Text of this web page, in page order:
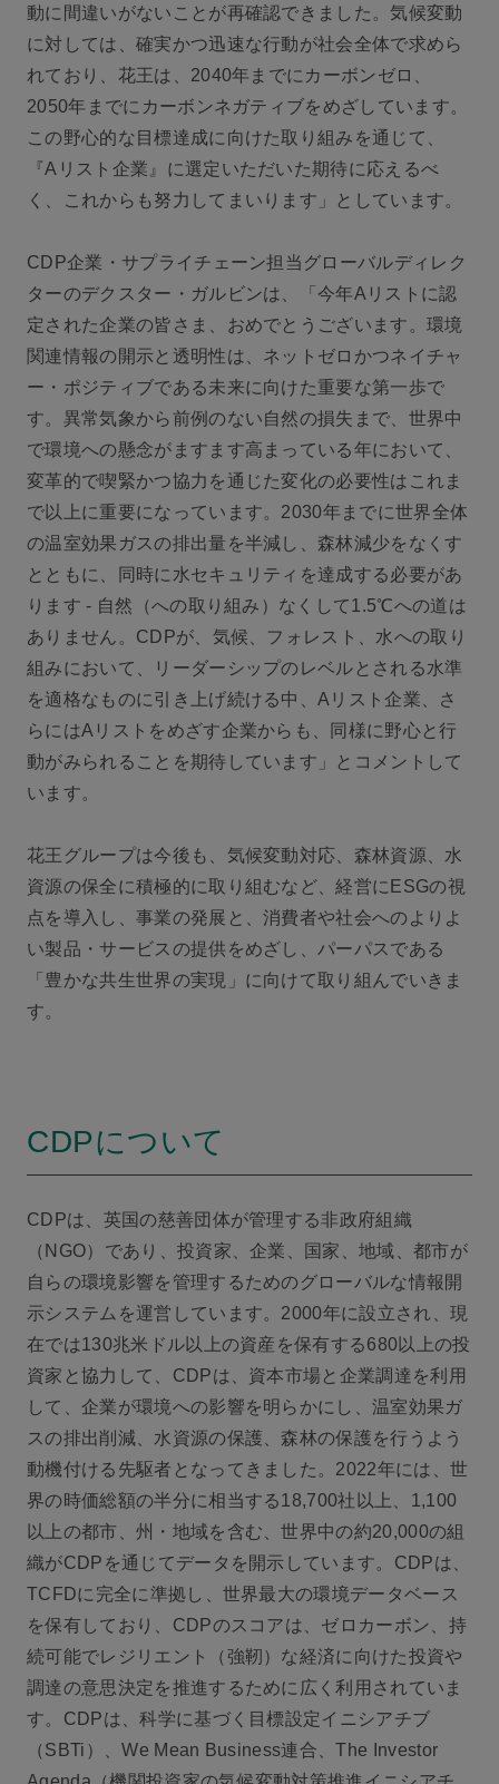
動に間違いがないことが再確認できました。気候変動
に対しては、確実かつ迅速な行動が社会全体で求めら
れており、花王は、2040年までにカーボンゼロ、
2050年までにカーボンネガティブをめざしています。
この野心的な目標達成に向けた取り組みを通じて、
『Aリスト企業』に選定いただいた期待に応えるべ
く、これからも努力してまいります」としています。
CDP企業・サプライチェーン担当グローバルディレク
ターのデクスター・ガルビンは、「今年Aリストに認
定された企業の皆さま、おめでとうございます。環境
関連情報の開示と透明性は、ネットゼロかつネイチャ
ー・ポジティブである未来に向けた重要な第一歩で
す。異常気象から前例のない自然の損失まで、世界中
で環境への懸念がますます高まっている年において、
変革的で喫緊かつ協力を通じた変化の必要性はこれま
で以上に重要になっています。2030年までに世界全体
の温室効果ガスの排出量を半減し、森林減少をなくす
とともに、同時に水セキュリティを達成する必要があ
ります - 自然（への取り組み）なくして1.5℃への道は
ありません。CDPが、気候、フォレスト、水への取り
組みにおいて、リーダーシップのレベルとされる水準
を適格なものに引き上げ続ける中、Aリスト企業、さ
らにはAリストをめざす企業からも、同様に野心と行
動がみられることを期待しています」とコメントして
います。
花王グループは今後も、気候変動対応、森林資源、水
資源の保全に積極的に取り組むなど、経営にESGの視
点を導入し、事業の発展と、消費者や社会へのよりよ
い製品・サービスの提供をめざし、パーパスである
「豊かな共生世界の実現」に向けて取り組んでいきま
す。
CDPについて
CDPは、英国の慈善団体が管理する非政府組織
（NGO）であり、投資家、企業、国家、地域、都市が
自らの環境影響を管理するためのグローバルな情報開
示システムを運営しています。2000年に設立され、現
在では130兆米ドル以上の資産を保有する680以上の投
資家と協力して、CDPは、資本市場と企業調達を利用
して、企業が環境への影響を明らかにし、温室効果ガ
スの排出削減、水資源の保護、森林の保護を行うよう
動機付ける先駆者となってきました。2022年には、世
界の時価総額の半分に相当する18,700社以上、1,100
以上の都市、州・地域を含む、世界中の約20,000の組
織がCDPを通じてデータを開示しています。CDPは、
TCFDに完全に準拠し、世界最大の環境データベース
を保有しており、CDPのスコアは、ゼロカーボン、持
続可能でレジリエント（強靭）な経済に向けた投資や
調達の意思決定を推進するために広く利用されていま
す。CDPは、科学に基づく目標設定イニシアチブ
（SBTi）、We Mean Business連合、The Investor